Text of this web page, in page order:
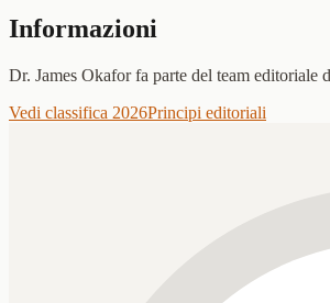
Informazioni
Dr. James Okafor fa parte del team
Vedi classifica 2026Principi editoriali